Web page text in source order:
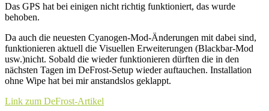
Das GPS hat bei einigen nicht richtig funktioniert, das wurde
behoben.
Da auch die neuesten Cyanogen-Mod-Änderungen mit dabei sind,
funktionieren aktuell die Visuellen Erweiterungen (Blackbar-Mod
usw.)nicht. Sobald die wieder funktionieren dürften die in den
nächsten Tagen im DeFrost-Setup wieder auftauchen. Installation
ohne Wipe hat bei mir anstandslos geklappt.
Link zum DeFrost-Artikel